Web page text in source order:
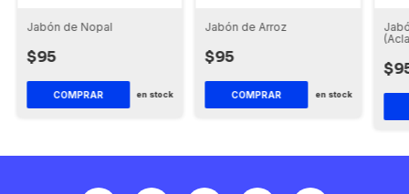
Jabón de Nopal
$95
COMPRAR en stock
Jabón de Arroz
$95
COMPRAR en stock